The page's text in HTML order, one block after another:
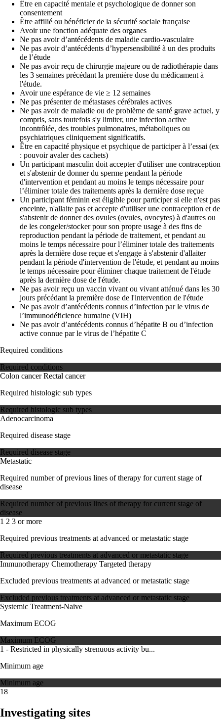
Être en capacité mentale et psychologique de donner son
consentement
Être affilié ou bénéficier de la sécurité sociale française
Avoir une fonction adéquate des organes
Ne pas avoir d’antécédents de maladie cardio-vasculaire
Ne pas avoir d’antécédents d’hypersensibilité à un des produits
de l’étude
Ne pas avoir reçu de chirurgie majeure ou de radiothérapie dans
les 3 semaines précédant la première dose du médicament à
l'étude.
Avoir une espérance de vie ≥ 12 semaines
Ne pas présenter de métastases cérébrales actives
Ne pas avoir de maladie ou de problème de santé grave actuel, y
compris, sans toutefois s'y limiter, une infection active
incontrôlée, des troubles pulmonaires, métaboliques ou
psychiatriques cliniquement significatifs.
Être en capacité physique et psychique de participer à l’essai (ex
: pouvoir avaler des cachets)
Un participant masculin doit accepter d'utiliser une contraception
et s'abstenir de donner du sperme pendant la période
d'intervention et pendant au moins le temps nécessaire pour
l’éliminer totale des traitements après la dernière dose reçue
Un participant féminin est éligible pour participer si elle n'est pas
enceinte, n'allaite pas et accepte d'utiliser une contraception et de
s'abstenir de donner des ovules (ovules, ovocytes) à d'autres ou
de les congeler/stocker pour son propre usage à des fins de
reproduction pendant la période de traitement, et pendant au
moins le temps nécessaire pour l’éliminer totale des traitements
après la dernière dose reçue et s'engage à s'abstenir d'allaiter
pendant la période d'intervention de l'étude, et pendant au moins
le temps nécessaire pour éliminer chaque traitement de l'étude
après la dernière dose de l'étude.
Ne pas avoir reçu un vaccin vivant ou vivant atténué dans les 30
jours précédant la première dose de l'intervention de l'étude
Ne pas avoir d’antécédents connus d’infection par le virus de
l’immunodéficience humaine (VIH)
Ne pas avoir d’antécédents connus d’hépatite B ou d’infection
active connue par le virus de l’hépatite C
Required conditions
Required conditions
Colon cancerRectal cancer
Required histologic sub types
Required histologic sub types
Adenocarcinoma
Required disease stage
Required disease stage
Metastatic
Required number of previous lines of therapy for current stage of
disease
Required number of previous lines of therapy for current stage of
disease
1 2 3 or more
Required previous treatments at advanced or metastatic stage
Required previous treatments at advanced or metastatic stage
Immunotherapy Chemotherapy Targeted therapy
Excluded previous treatments at advanced or metastatic stage
Excluded previous treatments at advanced or metastatic stage
Systemic Treatment-Naive
Maximum ECOG
Maximum ECOG
1 - Restricted in physically strenuous activity bu...
Minimum age
Minimum age
18
Investigating sites